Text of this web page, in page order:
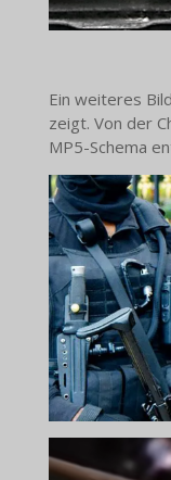
Ein weiteres
zeigt. Von der
MP5-Schema